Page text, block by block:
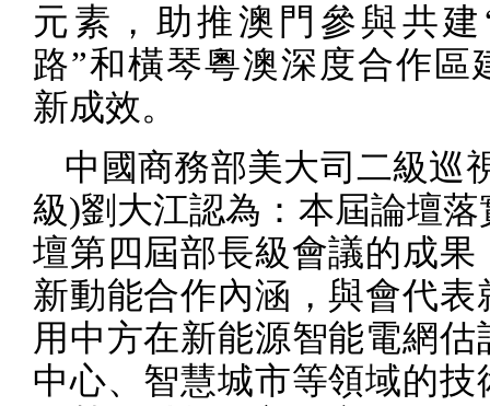
元素，助推澳門參與共
路”和橫琴粵澳深度合作區
新成效。
中國商務部美大司二級巡
級)劉大江認為：本屆論壇落
壇第四屆部長級會議的成果
新動能合作內涵，與會代表
用中方在新能源智能電網估
中心、智慧城市等領域的技